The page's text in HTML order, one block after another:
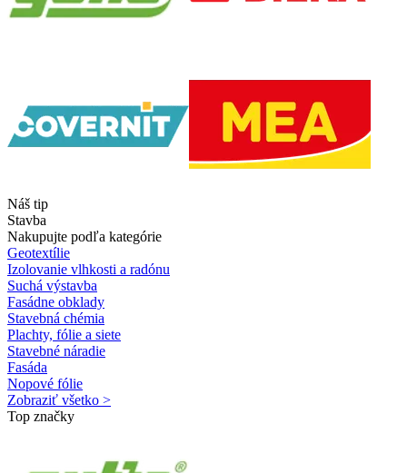
Náš tip
Stavba
Nakupujte podľa kategórie
Geotextílie
Izolovanie vlhkosti a radónu
Suchá výstavba
Fasádne obklady
Stavebná chémia
Plachty, fólie a siete
Stavebné náradie
Fasáda
Nopové fólie
Zobraziť všetko >
Top značky